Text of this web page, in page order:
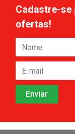
Cadastre-se
ofertas!